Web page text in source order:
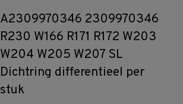
A2309970346 2309970346
R230 W166 R171 R172 W203
W204 W205 W207 SL
Dichtring differentieel per
stuk